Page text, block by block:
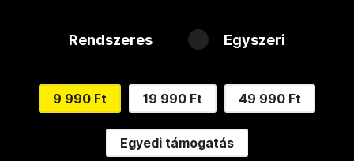
Rendszeres Egyszeri
9 990 Ft 19 990 Ft 49 990 Ft
Egyedi támogatás